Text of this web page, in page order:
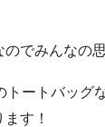
でみんなの
トートバッグ
す！